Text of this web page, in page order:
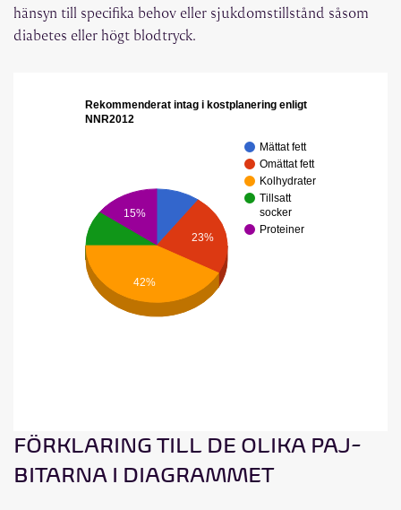
hänsyn till specifika behov eller sjukdomstillstånd såsom
diabetes eller högt blodtryck.
Rekommenderat intag i kostplanering enligt
NNR2012
Mättat fett
Omättat fett
Kolhydrater
Tillsatt
socker
Proteiner
23%
15%
42%
FÖRKLARING TILL DE OLIKA PAJ-
BITARNA I DIAGRAMMET